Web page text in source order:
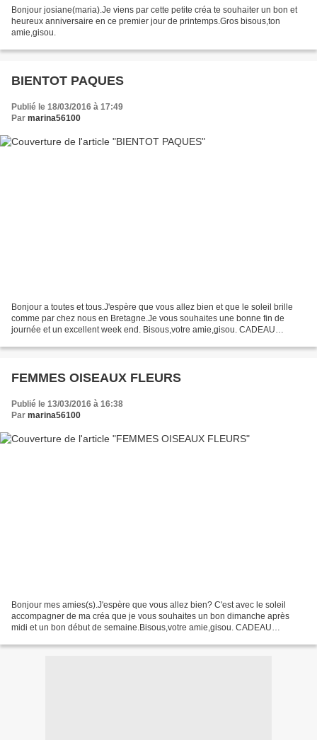
Bonjour josiane(maria).Je viens par cette petite créa te souhaiter un bon et
heureux anniversaire en ce premier jour de printemps.Gros bisous,ton
amie,gisou.
BIENTOT PAQUES
Publié le 18/03/2016 à 17:49
Par marina56100
Bonjour a toutes et tous.J'espère que vous allez bien et que le soleil brille
comme par chez nous en Bretagne.Je vous souhaites une bonne fin de
journée et un excellent week end. Bisous,votre amie,gisou. CADEAU
FEMMES OISEAUX FLEURS
Publié le 13/03/2016 à 16:38
Par marina56100
Bonjour mes amies(s).J'espère que vous allez bien? C'est avec le soleil
accompagner de ma créa que je vous souhaites un bon dimanche après
midi et un bon début de semaine.Bisous,votre amie,gisou. CADEAU